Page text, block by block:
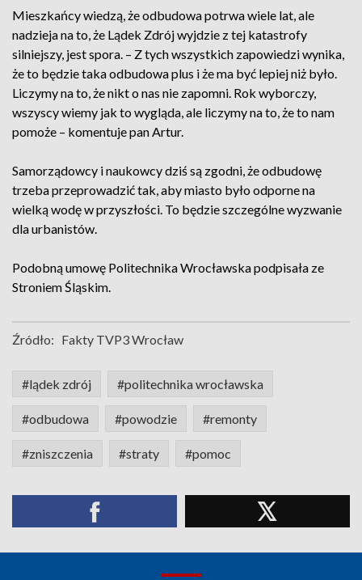
Mieszkańcy wiedzą, że odbudowa potrwa wiele lat, ale
nadzieja na to, że Lądek Zdrój wyjdzie z tej katastrofy
silniejszy, jest spora. – Z tych wszystkich zapowiedzi wynika,
że to będzie taka odbudowa plus i że ma być lepiej niż było.
Liczymy na to, że nikt o nas nie zapomni. Rok wyborczy,
wszyscy wiemy jak to wygląda, ale liczymy na to, że to nam
pomoże – komentuje pan Artur.
Samorządowcy i naukowcy dziś są zgodni, że odbudowę
trzeba przeprowadzić tak, aby miasto było odporne na
wielką wodę w przyszłości. To będzie szczególne wyzwanie
dla urbanistów.
Podobną umowę Politechnika Wrocławska podpisała ze
Stroniem Śląskim.
Źródło: Fakty TVP3 Wrocław
#lądek zdrój #politechnika wrocławska
#odbudowa #powodzie #remonty
#zniszczenia #straty #pomoc